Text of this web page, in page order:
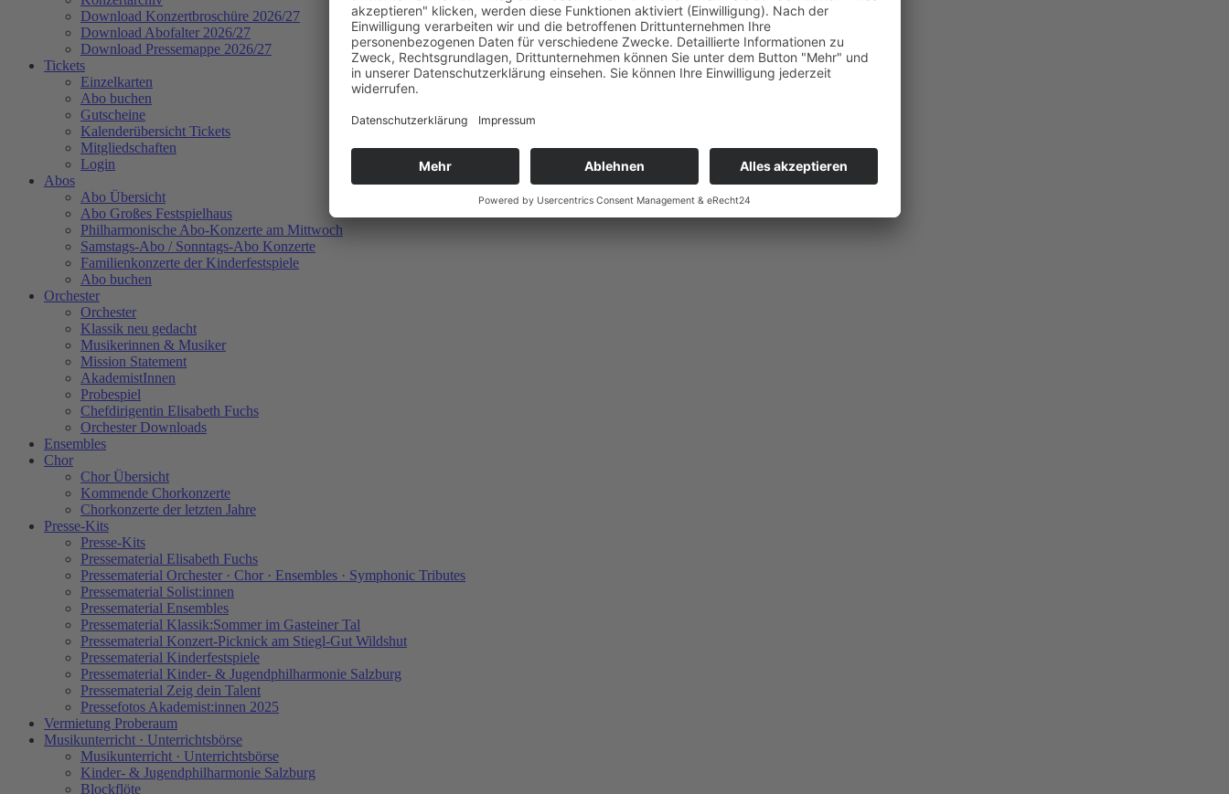
Download Konzertbroschüre 2026/27
Download Abofalter 2026/27
Download Pressemappe 2026/27
Tickets
Einzelkarten
Abo buchen
Gutscheine
Kalenderübersicht Tickets
Mitgliedschaften
Login
Abos
Abo Übersicht
Abo Großes Festspielhaus
Philharmonische Abo-Konzerte am Mittwoch
Samstags-Abo / Sonntags-Abo Konzerte
Familienkonzerte der Kinderfestspiele
Abo buchen
Orchester
Orchester
Klassik neu gedacht
Musikerinnen & Musiker
Mission Statement
AkademistInnen
Probespiel
Chefdirigentin Elisabeth Fuchs
Orchester Downloads
Ensembles
Chor
Chor Übersicht
Kommende Chorkonzerte
Chorkonzerte der letzten Jahre
Presse-Kits
Presse-Kits
Pressematerial Elisabeth Fuchs
Pressematerial Orchester · Chor · Ensembles · Symphonic Tributes
Pressematerial Solist:innen
Pressematerial Ensembles
Pressematerial Klassik:Sommer im Gasteiner Tal
Pressematerial Konzert-Picknick am Stiegl-Gut Wildshut
Pressematerial Kinderfestspiele
Pressematerial Kinder- & Jugendphilharmonie Salzburg
Pressematerial Zeig dein Talent
Pressefotos Akademist:innen 2025
Vermietung Proberaum
Musikunterricht · Unterrichtsbörse
Musikunterricht · Unterrichtsbörse
Kinder- & Jugendphilharmonie Salzburg
Blockflöte